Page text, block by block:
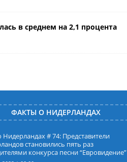
в среднем на 2,1 процента
ФАКТЫ О НИДЕРЛАНДАХ
Нидерландах # 74: Представители
становились пять раз
конкурса песни “Евровидение”